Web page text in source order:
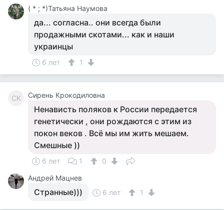
( * ; *)Татьяна Наумова
да... согласна.. они всегда были
продажными скотами... как и наши
украинцы
6 лет 1
СК Сирень Крокодиловна
Ненависть поляков к России передается
генетически , они рождаются с этим из
покон веков . Всё мы им жить мешаем.
Смешные ))
6 лет 1
0
Андрей Мацнев
Странные))) 6 лет 1